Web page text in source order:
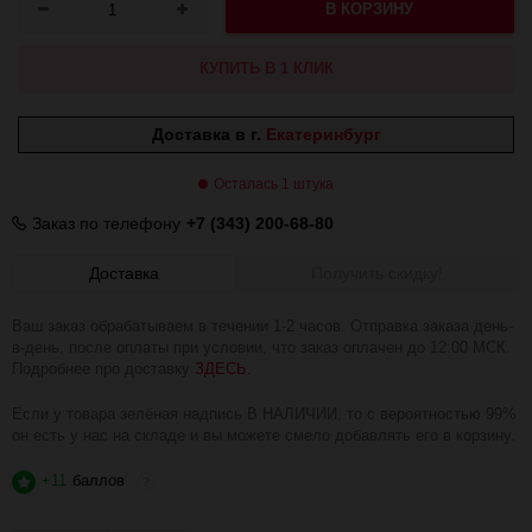
В КОРЗИНУ
Доставка в г. Екатеринбург
Осталась 1 штука
Заказ по телефону +7 (343) 200-68-80
Доставка
ЗДЕСЬ
+11 баллов